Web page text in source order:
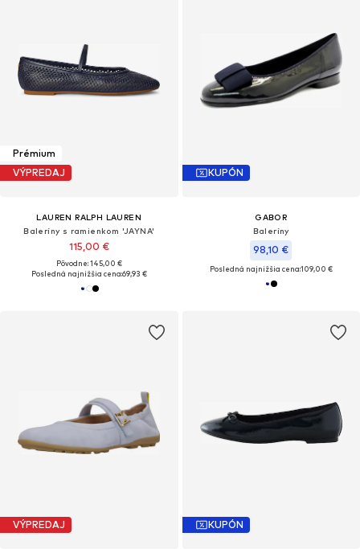
Prémium
VÝPREDAJ
LAUREN RALPH LAUREN
Baleríny s ramienkom 'JAYNA'
115,00 €
Pôvodne: 145,00 €
Posledná najnižšia cena:69,93 €
KUPÓN
GABOR
Baleríny
98,10 €
Posledná najnižšia cena:109,00 €
VÝPREDAJ KUPÓN